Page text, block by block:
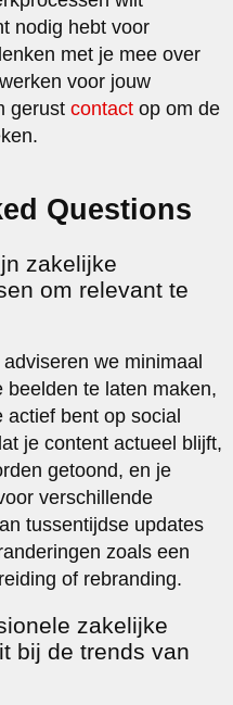
nodig hebt voor
met je mee over
voor jouw
gerustcontact op om de
Questions
zakelijke
om relevant te
we minimaal
te laten maken,
actief bent op social
je content actueel blijft,
getoond, en je
verschillende
tussentijdse updates
zoals een
of rebranding.
zakelijke
bij de trends van